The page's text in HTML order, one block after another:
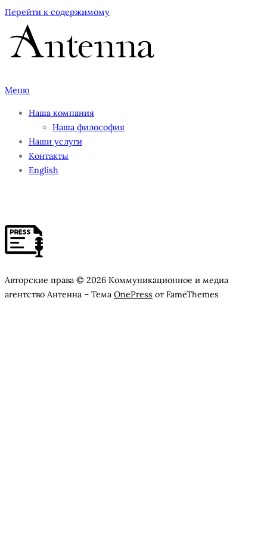
Перейти к содержимому
Меню
Наша компания
Наша философия
Наши услуги
Контакты
English
Авторские права © 2026 Коммуникационное и медиа
агентство Антенна – Тема OnePress от FameThemes